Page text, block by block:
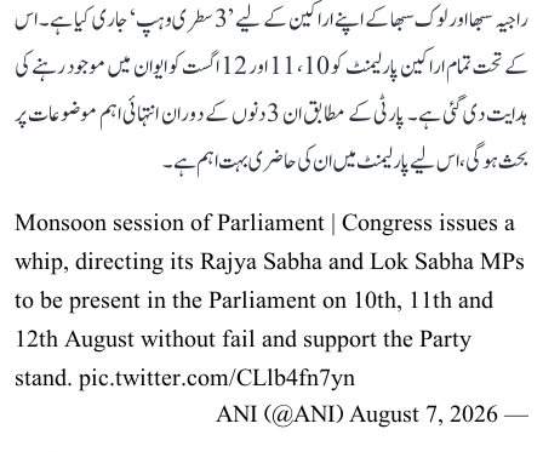
راجیہ سبھا اور لوک سبھا کے اپنے اراکین کے لیے ’3 سطری وہپ‘ جاری کیا ہے۔ اس
کے تحت تمام اراکین پارلیمنٹ کو 10، 11 اور 12 اگست کو ایوان میں موجود رہنے کی
ہدایت دی گئی ہے۔ پارٹی کے مطابق ان 3 دنوں کے دوران انتہائی اہم موضوعات پر
بحث ہوگی، اس لیے پارلیمنٹ میں ان کی حاضری بہت اہم ہے۔
Monsoon session of Parliament | Congress issues a
whip, directing its Rajya Sabha and Lok Sabha MPs
to be present in the Parliament on 10th, 11th and
12th August without fail and support the Party
stand. pic.twitter.com/CLlb4fn7yn
— ANI (@ANI)
August 7, 2026